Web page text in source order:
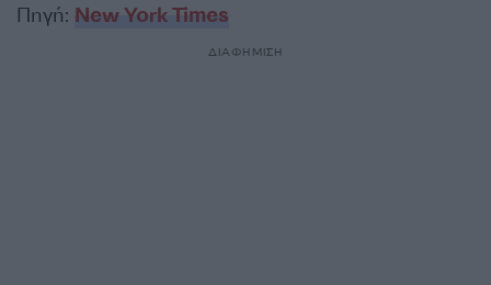
Πηγή: New York Times
ΔΙΑΦΗΜΙΣΗ